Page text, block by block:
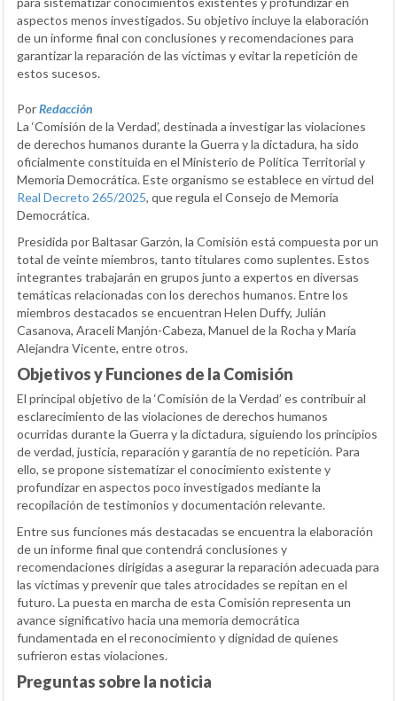
aspectos menos investigados. Su objetivo incluye la elaboración
de un informe final con conclusiones y recomendaciones para
garantizar la reparación de las víctimas y evitar la repetición de
estos sucesos.
PorRedacción
La ‘Comisión de la Verdad’, destinada a investigar las violaciones
de derechos humanos durante la Guerra y la dictadura, ha sido
oficialmente constituida en el Ministerio de Política Territorial y
Memoria Democrática. Este organismo se establece en virtud del
Real Decreto 265/2025, que regula el Consejo de Memoria
Democrática.
Presidida por Baltasar Garzón, la Comisión está compuesta por un
total de veinte miembros, tanto titulares como suplentes. Estos
integrantes trabajarán en grupos junto a expertos en diversas
temáticas relacionadas con los derechos humanos. Entre los
miembros destacados se encuentran Helen Duffy, Julián
Casanova, Araceli Manjón-Cabeza, Manuel de la Rocha y María
Alejandra Vicente, entre otros.
Objetivos y Funciones de la Comisión
El principal objetivo de la ‘Comisión de la Verdad’ es contribuir al
esclarecimiento de las violaciones de derechos humanos
ocurridas durante la Guerra y la dictadura, siguiendo los principios
de verdad, justicia, reparación y garantía de no repetición. Para
ello, se propone sistematizar el conocimiento existente y
profundizar en aspectos poco investigados mediante la
recopilación de testimonios y documentación relevante.
Entre sus funciones más destacadas se encuentra la elaboración
de un informe final que contendrá conclusiones y
recomendaciones dirigidas a asegurar la reparación adecuada para
las víctimas y prevenir que tales atrocidades se repitan en el
futuro. La puesta en marcha de esta Comisión representa un
avance significativo hacia una memoria democrática
fundamentada en el reconocimiento y dignidad de quienes
sufrieron estas violaciones.
Preguntas sobre la noticia